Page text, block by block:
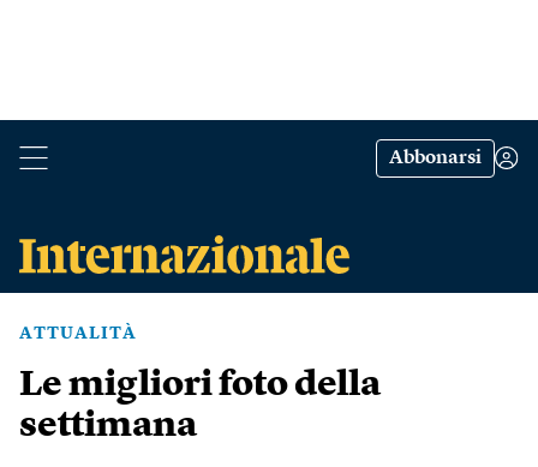
Abbonarsi
ATTUALITÀ
Le migliori foto della
settimana